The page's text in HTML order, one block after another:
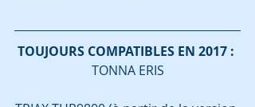
TOUJOURS COMPATIBLES EN 2017 :
TONNA ERIS